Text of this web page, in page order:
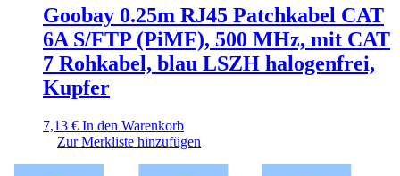
Goobay 0.25m RJ45 Patchkabel CAT
6A S/FTP (PiMF), 500 MHz, mit CAT
7 Rohkabel, blau LSZH halogenfrei,
Kupfer
7,13 € In den Warenkorb
Zur Merkliste hinzufügen